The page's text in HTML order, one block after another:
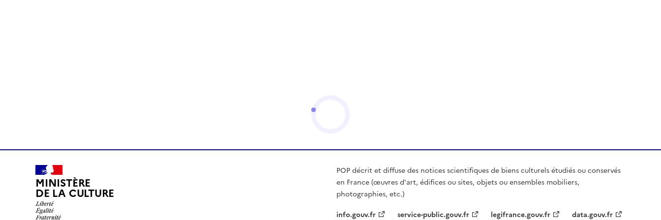
MINISTÈRE
DE LA CULTURE
POP décrit et diffuse des notices scientifiques de biens culturels étudiés ou conservés
en France (œuvres d'art, édifices ou sites, objets ou ensembles mobiliers,
photographies, etc.)
info.gouv.fr
service-public.gouv.fr legifrance.gouv.fr data.gouv.fr